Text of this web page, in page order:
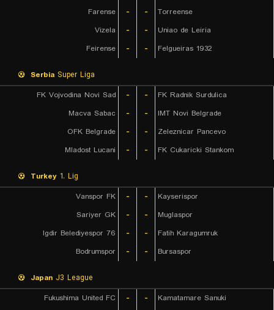
Farense
- -
Torreense
Vizela
- -
Uniao de Leiria
Feirense
- - Felgueiras 1932
Serbia Super Liga
FK Vojvodina Novi Sad
- -
FK Radnik Surdulica
Macva Sabac
- -
IMT Novi Belgrade
OFK Belgrade
- -
Zeleznicar Pancevo
Mladost Lucani
- - FK Cukaricki Stankom
Turkey 1. Lig
Vanspor FK
- -
Kayserispor
Sariyer GK
- -
Muglaspor
76 Igdir Belediyespor
- -
Fatih Karagumruk
Bodrumspor
- - Bursaspor
Japan J3 League
Fukushima United FC
- -
Kamatamare Sanuki